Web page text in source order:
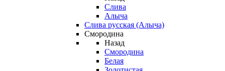
Слива
Алыча
Слива русская (Алыча)
Смородина
Назад
Смородина
Белая